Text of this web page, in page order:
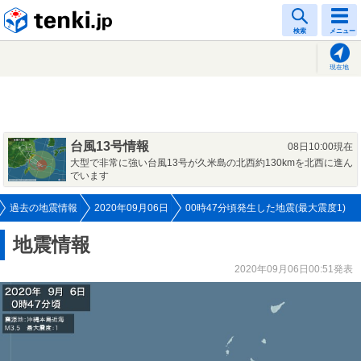
検索 メニュー
現在地
台風13号情報
08日10:00現在
大型で非常に強い台風13号が久米島の北西約130kmを北西に進ん
でいます
過去の地震情報 2020年09月06日 00時47分頃発生した地震(最大震度1)
地震情報
2020年09月06日00:51発表